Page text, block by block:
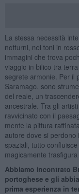
La stessa necessità
notturni, nei toni in
immagini che trova
viaggio in bilico tra
segrete armonie. Per il
Saramago, sono
del reale, un
ancestrale. Tra gli
ravvicinato con il
mente la pittura
autore dove si
spaziali, tutto
magicamente trasfigura
Abbiamo incontrato
portoghese e gli
prima esperienza in